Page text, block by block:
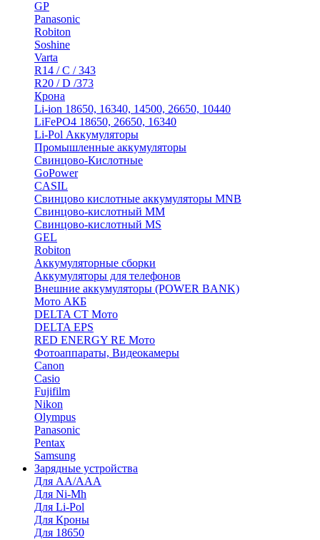
GP
Panasonic
Robiton
Soshine
Varta
R14 / C / 343
R20 / D /373
Крона
Li-ion 18650, 16340, 14500, 26650, 10440
LiFePO4 18650, 26650, 16340
Li-Pol Аккумуляторы
Промышленные аккумуляторы
Свинцово-Кислотные
GoPower
CASIL
Свинцово кислотные аккумуляторы MNB
Cвинцово-кислотный MM
Cвинцово-кислотный MS
GEL
Robiton
Аккумуляторные сборки
Аккумуляторы для телефонов
Внешние аккумуляторы (POWER BANK)
Мото АКБ
DELTA CT Мото
DELTA EPS
RED ENERGY RE Мото
Фотоаппараты, Видеокамеры
Canon
Casio
Fujifilm
Nikon
Olympus
Panasonic
Pentax
Samsung
Зарядные устройства
Для AA/AAA
Для Ni-Mh
Для Li-Pol
Для Кроны
Для 18650